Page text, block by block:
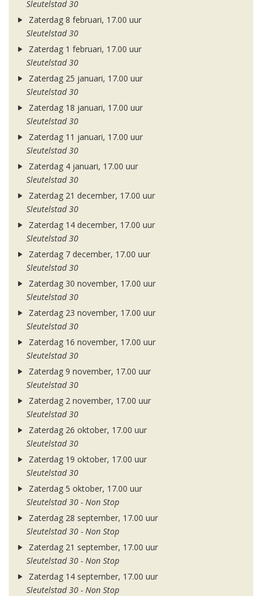
Sleutelstad 30
Zaterdag 8 februari, 17.00 uur
Sleutelstad 30
Zaterdag 1 februari, 17.00 uur
Sleutelstad 30
Zaterdag 25 januari, 17.00 uur
Sleutelstad 30
Zaterdag 18 januari, 17.00 uur
Sleutelstad 30
Zaterdag 11 januari, 17.00 uur
Sleutelstad 30
Zaterdag 4 januari, 17.00 uur
Sleutelstad 30
Zaterdag 21 december, 17.00 uur
Sleutelstad 30
Zaterdag 14 december, 17.00 uur
Sleutelstad 30
Zaterdag 7 december, 17.00 uur
Sleutelstad 30
Zaterdag 30 november, 17.00 uur
Sleutelstad 30
Zaterdag 23 november, 17.00 uur
Sleutelstad 30
Zaterdag 16 november, 17.00 uur
Sleutelstad 30
Zaterdag 9 november, 17.00 uur
Sleutelstad 30
Zaterdag 2 november, 17.00 uur
Sleutelstad 30
Zaterdag 26 oktober, 17.00 uur
Sleutelstad 30
Zaterdag 19 oktober, 17.00 uur
Sleutelstad 30
Zaterdag 5 oktober, 17.00 uur
Sleutelstad 30 - Non Stop
Zaterdag 28 september, 17.00 uur
Sleutelstad 30 - Non Stop
Zaterdag 21 september, 17.00 uur
Sleutelstad 30 - Non Stop
Zaterdag 14 september, 17.00 uur
Sleutelstad 30 - Non Stop